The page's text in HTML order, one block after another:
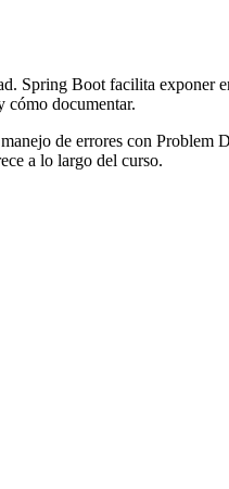
Spring Boot facilita exponer
cómo documentar.
de errores con Problem
a lo largo del curso.